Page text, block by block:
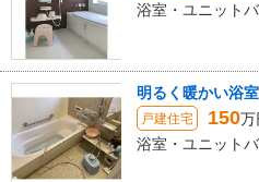
浴室・ユニット
明るく暖かい浴
戸建住宅 150万
浴室・ユニット